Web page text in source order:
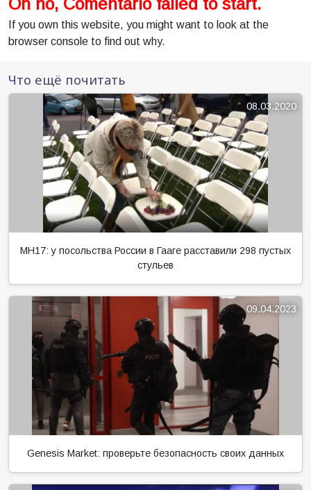
If you own this website, you might want to look at the
browser console to find out why.
Что ещё почитать
08.03.2020
MH17: у посольства России в Гааге расставили 298 пустых
стульев
09.04.2023
Genesis Market: проверьте безопасность своих данных